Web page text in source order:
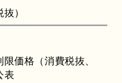
）
価格（消費税抜、
表